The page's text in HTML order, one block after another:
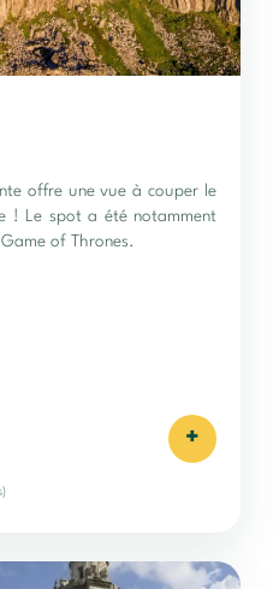
offre une vue à couper le
! Le spot a été notamment
of Thrones.
+